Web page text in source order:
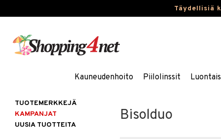
Täydellisiä
Kauneudenhoito Piilolinssit
Bisolduo
TUOTEMERKKEJÄ
KAMPANJAT
UUSIA TUOTTEITA